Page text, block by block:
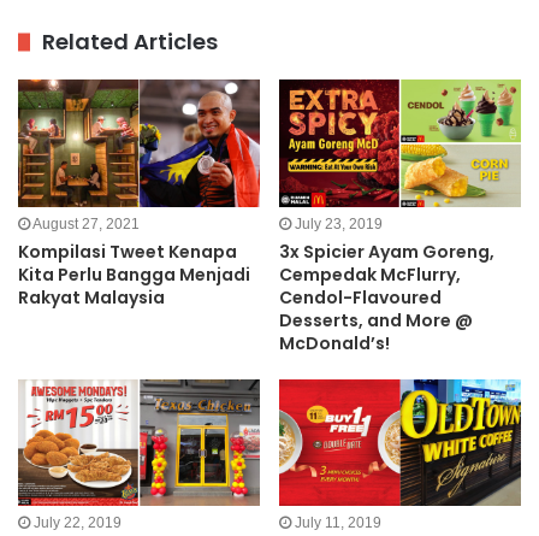
Related Articles
August 27, 2021
Kompilasi Tweet Kenapa
Kita Perlu Bangga Menjadi
Rakyat Malaysia
July 23, 2019
3x Spicier Ayam Goreng,
Cempedak McFlurry,
Cendol-Flavoured
Desserts, and More @
McDonald’s!
July 22, 2019 July 11, 2019